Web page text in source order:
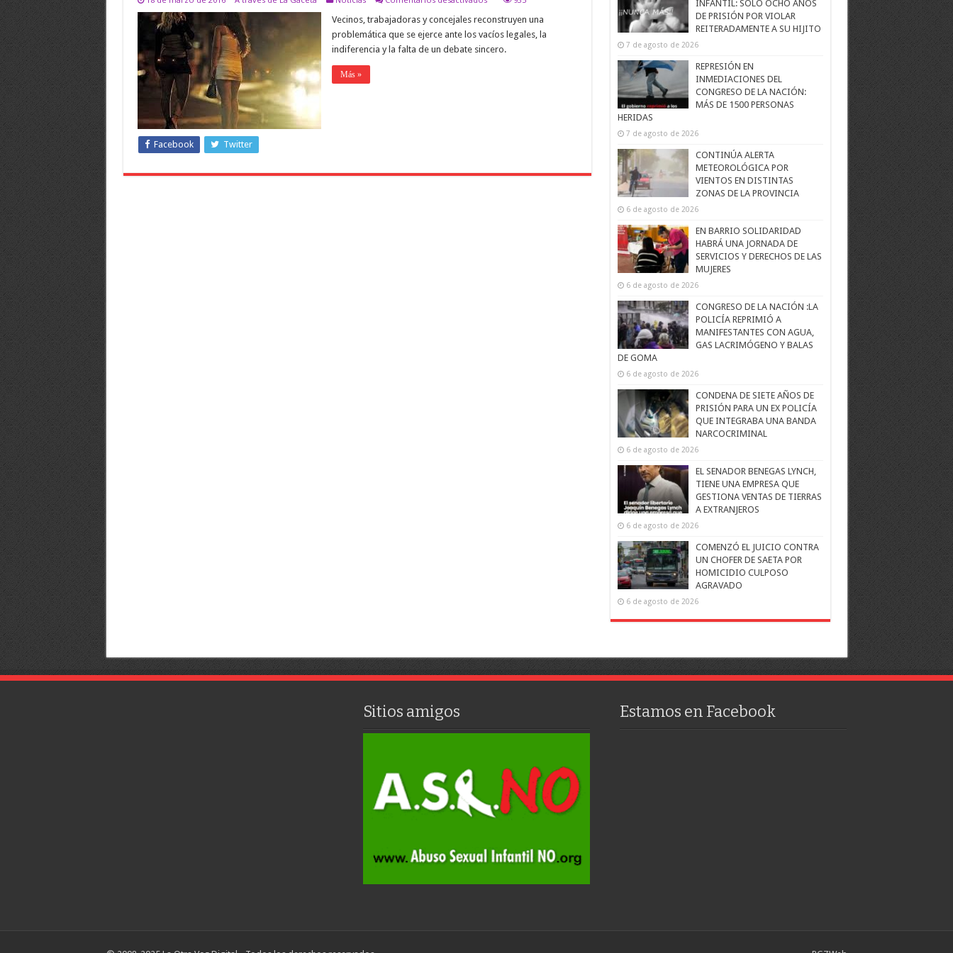
«zona
roja»
la
Vecinos, trabajadoras y concejales reconstruyen una
problemática que se ejerce ante los vacíos legales, la
indiferencia y la falta de un debate sincero.
Más »
Facebook Twitter
INFANTIL: SOLO OCHO AÑOS
DE PRISIÓN POR VIOLAR
REITERADAMENTE A SU HIJITO
7 de agosto de 2026
REPRESIÓN EN
INMEDIACIONES DEL
CONGRESO DE LA NACIÓN:
MÁS DE 1500 PERSONAS
HERIDAS
7 de agosto de 2026
CONTINÚA ALERTA
METEOROLÓGICA POR
VIENTOS EN DISTINTAS
ZONAS DE LA PROVINCIA
6 de agosto de 2026
EN BARRIO SOLIDARIDAD
HABRÁ UNA JORNADA DE
SERVICIOS Y DERECHOS DE LAS
MUJERES
6 de agosto de 2026
CONGRESO DE LA NACIÓN :LA
POLICÍA REPRIMIÓ A
MANIFESTANTES CON AGUA,
GAS LACRIMÓGENO Y BALAS
DE GOMA
6 de agosto de 2026
CONDENA DE SIETE AÑOS DE
PRISIÓN PARA UN EX POLICÍA
QUE INTEGRABA UNA BANDA
NARCOCRIMINAL
6 de agosto de 2026
EL SENADOR BENEGAS LYNCH,
TIENE UNA EMPRESA QUE
GESTIONA VENTAS DE TIERRAS
A EXTRANJEROS
6 de agosto de 2026
COMENZÓ EL JUICIO CONTRA
UN CHOFER DE SAETA POR
HOMICIDIO CULPOSO
AGRAVADO
6 de agosto de 2026
Sitios amigos Estamos en Facebook